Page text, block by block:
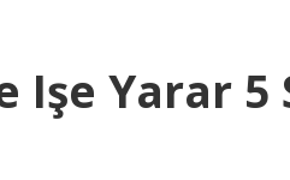
Işe Yarar 5